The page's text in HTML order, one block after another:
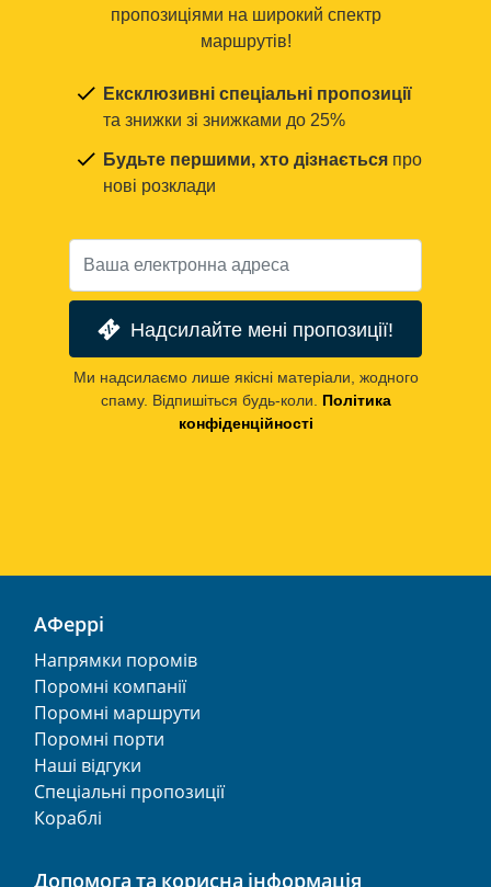
пропозиціями на широкий спектр
маршрутів!
Ексклюзивні спеціальні пропозиції
та знижки зі знижками до 25%
Будьте першими, хто дізнається про
нові розклади
Надсилайте мені пропозиції!
Ми надсилаємо лише якісні матеріали, жодного
спаму. Відпишіться будь-коли.
Політика
конфіденційності
АФеррі
Напрямки поромів
Поромні компанії
Поромні маршрути
Поромні порти
Наші відгуки
Спеціальні пропозиції
Кораблі
Допомога та корисна інформація